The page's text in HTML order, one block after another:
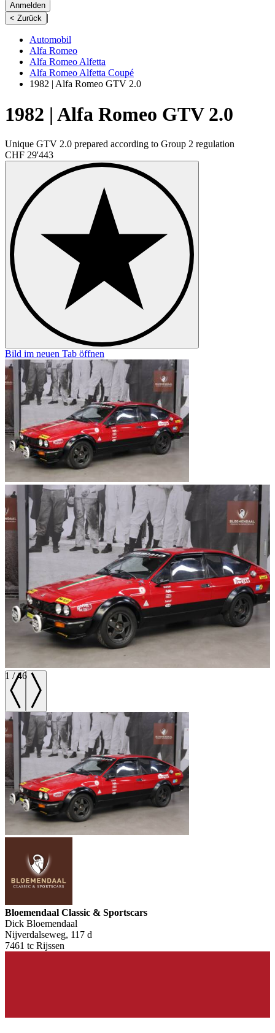
Anmelden
< Zurück |
Automobil
Alfa Romeo
Alfa Romeo Alfetta
Alfa Romeo Alfetta Coupé
1982 | Alfa Romeo GTV 2.0
1982 | Alfa Romeo GTV 2.0
Unique GTV 2.0 prepared according to Group 2 regulation
CHF 29'443
Bild im neuen Tab öffnen
1 /46
Bloemendaal Classic & Sportscars
Dick Bloemendaal
Nijverdalseweg, 117 d
7461 tc Rijssen